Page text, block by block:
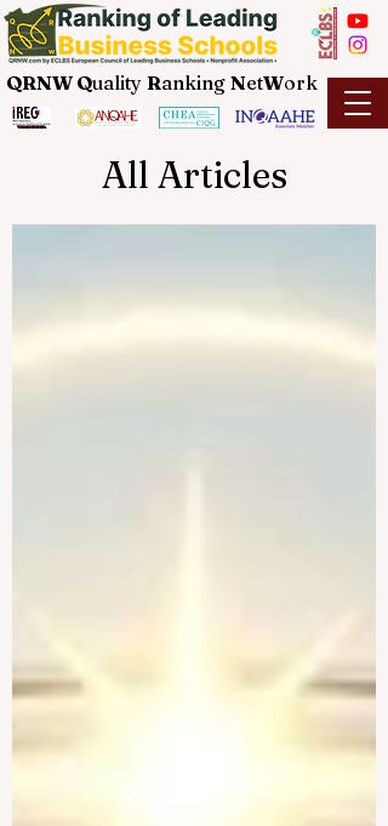
QRNW Quality Ranking NetWork
All Articles